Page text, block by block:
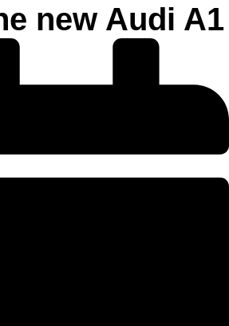
new Audi A1